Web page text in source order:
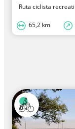
Ruta ciclista
65,2 km